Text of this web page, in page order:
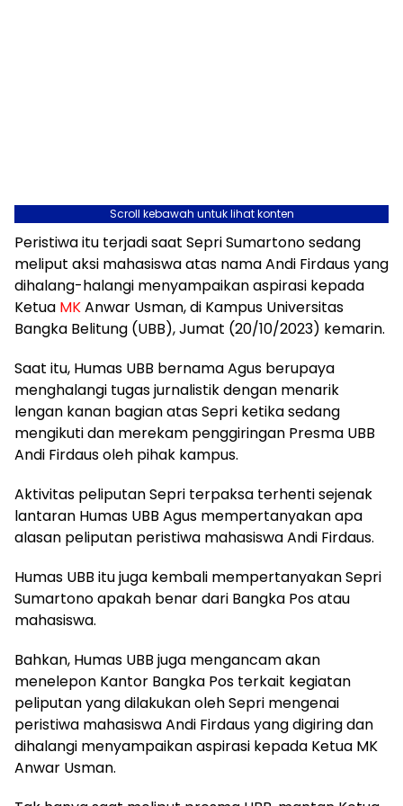
Scroll kebawah untuk lihat konten
Peristiwa itu terjadi saat Sepri Sumartono sedang
meliput aksi mahasiswa atas nama Andi Firdaus yang
dihalang-halangi menyampaikan aspirasi kepada
Ketua MKAnwar Usman, di Kampus Universitas
Bangka Belitung (UBB), Jumat (20/10/2023) kemarin.
Saat itu, Humas UBB bernama Agus berupaya
menghalangi tugas jurnalistik dengan menarik
lengan kanan bagian atas Sepri ketika sedang
mengikuti dan merekam penggiringan Presma UBB
Andi Firdaus oleh pihak kampus.
Aktivitas peliputan Sepri terpaksa terhenti sejenak
lantaran Humas UBB Agus mempertanyakan apa
alasan peliputan peristiwa mahasiswa Andi Firdaus.
Humas UBB itu juga kembali mempertanyakan Sepri
Sumartono apakah benar dari Bangka Pos atau
mahasiswa.
Bahkan, Humas UBB juga mengancam akan
menelepon Kantor Bangka Pos terkait kegiatan
peliputan yang dilakukan oleh Sepri mengenai
peristiwa mahasiswa Andi Firdaus yang digiring dan
dihalangi menyampaikan aspirasi kepada Ketua MK
Anwar Usman.